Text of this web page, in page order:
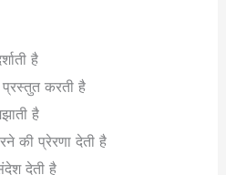
है
करती है
है
की प्रेरणा देती है
देती है